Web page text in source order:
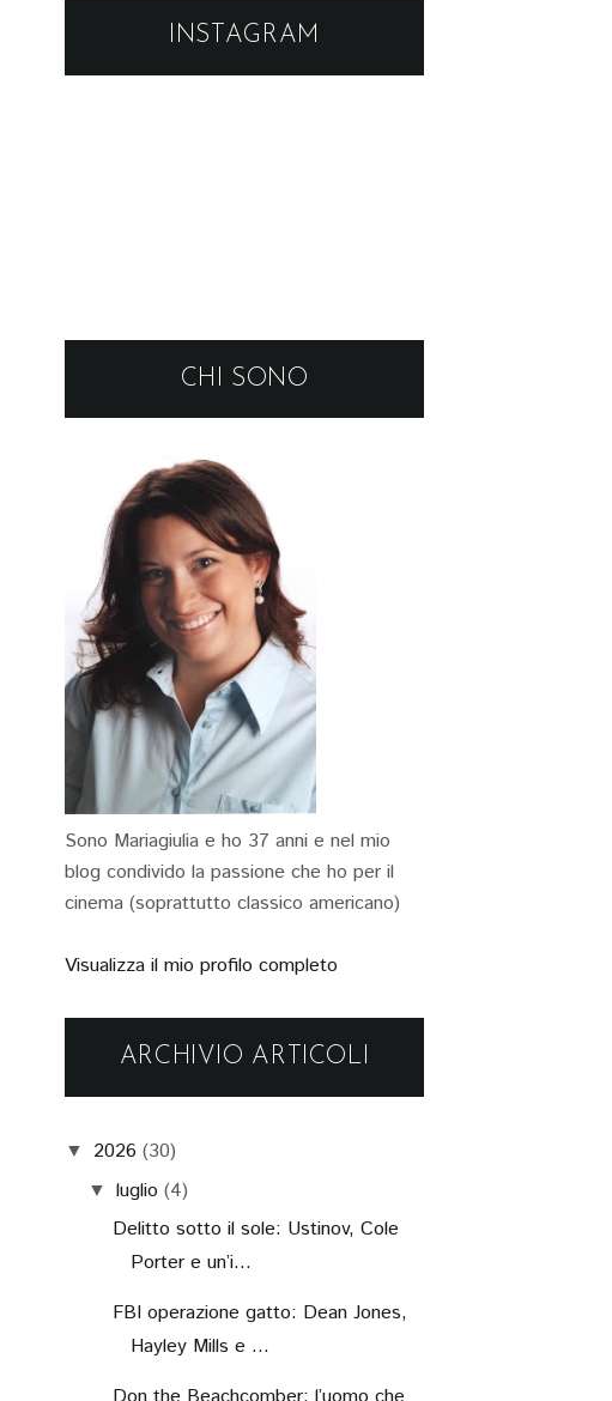
INSTAGRAM
CHI SONO
Sono Mariagiulia e ho 37 anni e nel mio
blog condivido la passione che ho per il
cinema (soprattutto classico americano)
Visualizza il mio profilo completo
ARCHIVIO ARTICOLI
▼ 2026 (30)
▼ luglio (4)
Delitto sotto il sole: Ustinov, Cole
Porter e un’i...
FBI operazione gatto: Dean Jones,
Hayley Mills e ...